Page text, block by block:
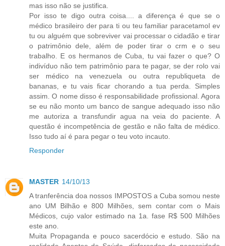
mas isso não se justifica.
Por isso te digo outra coisa.... a diferença é que se o
médico brasileiro der para ti ou teu familiar paracetamol ev
tu ou alguém que sobreviver vai processar o cidadão e tirar
o patrimônio dele, além de poder tirar o crm e o seu
trabalho. E os hermanos de Cuba, tu vai fazer o que? O
indivíduo não tem patrimônio para te pagar, se der rolo vai
ser médico na venezuela ou outra republiqueta de
bananas, e tu vais ficar chorando a tua perda. Simples
assim. O nome disso é responsabilidade profissional. Agora
se eu não monto um banco de sangue adequado isso não
me autoriza a transfundir agua na veia do paciente. A
questão é incompetência de gestão e não falta de médico.
Isso tudo aí é para pegar o teu voto incauto.
Responder
MASTER 14/10/13
A tranferência doa nossos IMPOSTOS a Cuba somou neste
ano UM Bilhão e 800 Milhões, sem contar com o Mais
Médicos, cujo valor estimado na 1a. fase R$ 500 Milhões
este ano.
Muita Propaganda e pouco sacerdócio e estudo. São na